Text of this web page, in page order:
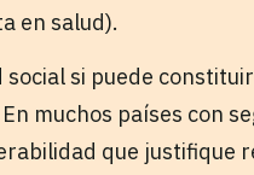
en salud).
social si puede
muchos países con
que justifique